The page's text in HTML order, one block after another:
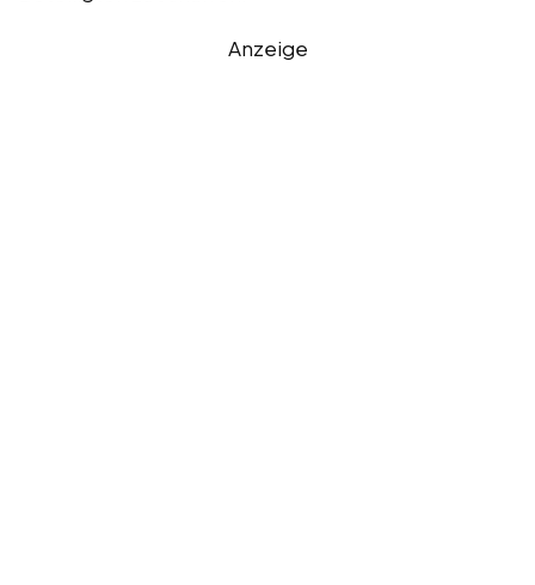
Anzeige